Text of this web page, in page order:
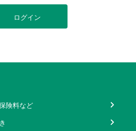
ログイン
険料など